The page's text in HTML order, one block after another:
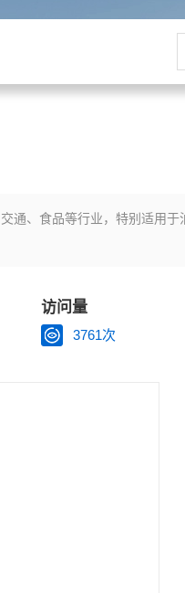
通、食品等行业，特别适用
访问量
3761次